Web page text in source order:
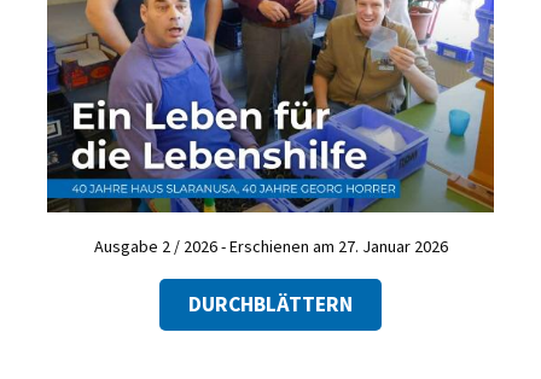
Ausgabe 2 / 2026 - Erschienen am 27. Januar 2026
DURCHBLÄTTERN